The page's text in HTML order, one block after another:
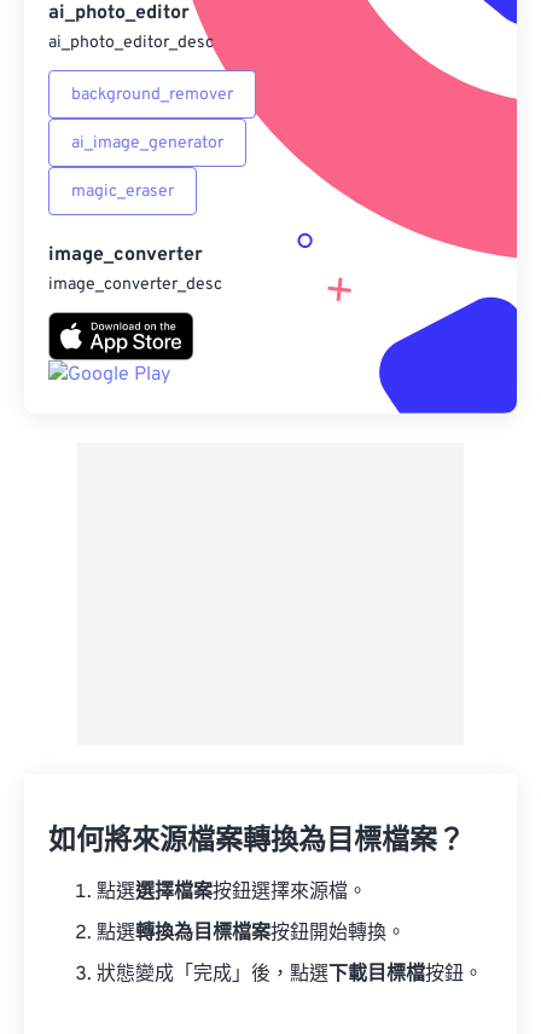
ai_photo_editor
ai_photo_editor_desc
background_remover
ai_image_generator
magic_eraser
image_converter
image_converter_desc
如何將來源檔案轉換為目標檔案？
點選選擇檔案按鈕選擇來源檔。
點選轉換為目標檔案按鈕開始轉換。
狀態變成「完成」後，點選 下載目標檔按鈕。